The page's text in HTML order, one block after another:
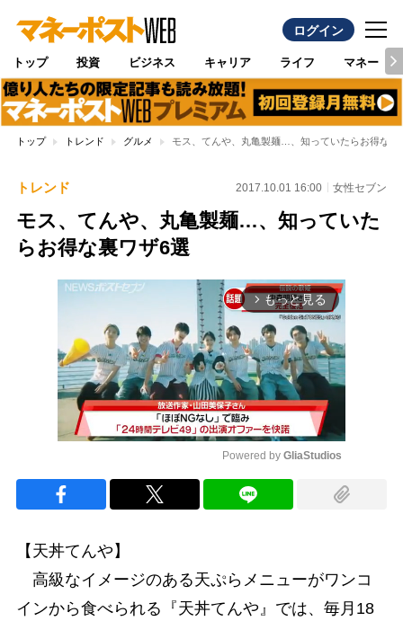
ログイン
トップ 投資 ビジネス キャリア ライフ マネー
トップ トレンド グルメ モス、てんや、丸亀製麺…、知っていたらお得な裏
トレンド 2017.10.01 16:00 女性セブン
モス、てんや、丸亀製麺…、知っていた
らお得な裏ワザ6選
arrow_forward_ios もっと見る
Powered by GliaStudios
【天丼てんや】
高級なイメージのある天ぷらメニューがワンコ
インから食べられる『天丼てんや』では、毎月18